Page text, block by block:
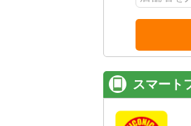
スマート